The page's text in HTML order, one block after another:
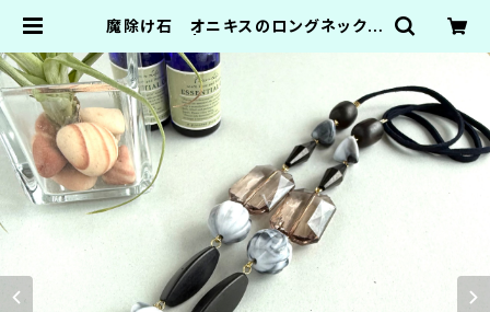
魔除け石 オニキスのロングネックレ